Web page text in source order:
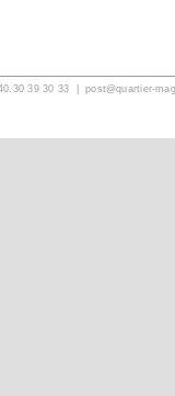
39 30 33 |post@quartier-